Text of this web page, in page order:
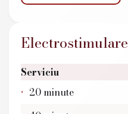
Electrostimulare
Serviciu
20 minute